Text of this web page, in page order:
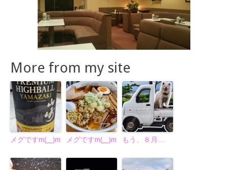
More from my site
メグですm(__)m メグですm(__)m もう、８月…